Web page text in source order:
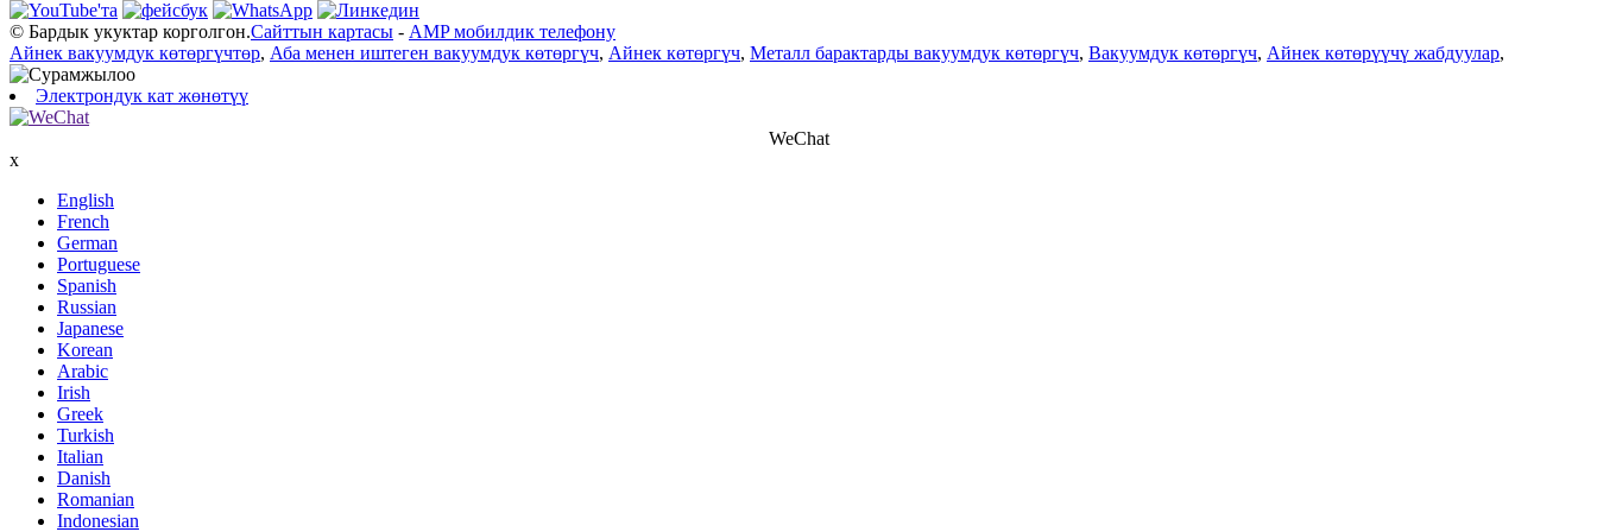
© Бардык укуктар корголгон.Сайттын картасы - AMP мобилдик телефону
Айнек вакуумдук көтөргүчтөр, Аба менен иштеген вакуумдук көтөргүч, Айнек көтөргүч, Металл барактарды вакуумдук көтөргүч, Вакуумдук көтөргүч, Айнек көтөрүүчү жабдуулар,
Электрондук кат жөнөтүү
WeChat
x
English
French
German
Portuguese
Spanish
Russian
Japanese
Korean
Arabic
Irish
Greek
Turkish
Italian
Danish
Romanian
Indonesian